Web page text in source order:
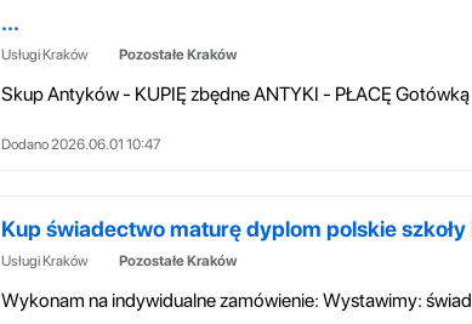
...
Usługi Kraków Pozostałe Kraków
Dodano 2026.06.01 10:47
Kup świadectwo maturę dyplom polskie szkoły
Usługi Kraków Pozostałe Kraków